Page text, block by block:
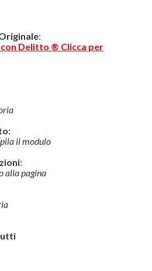
:
con Delitto ® Clicca per
il modulo
:
alla pagina